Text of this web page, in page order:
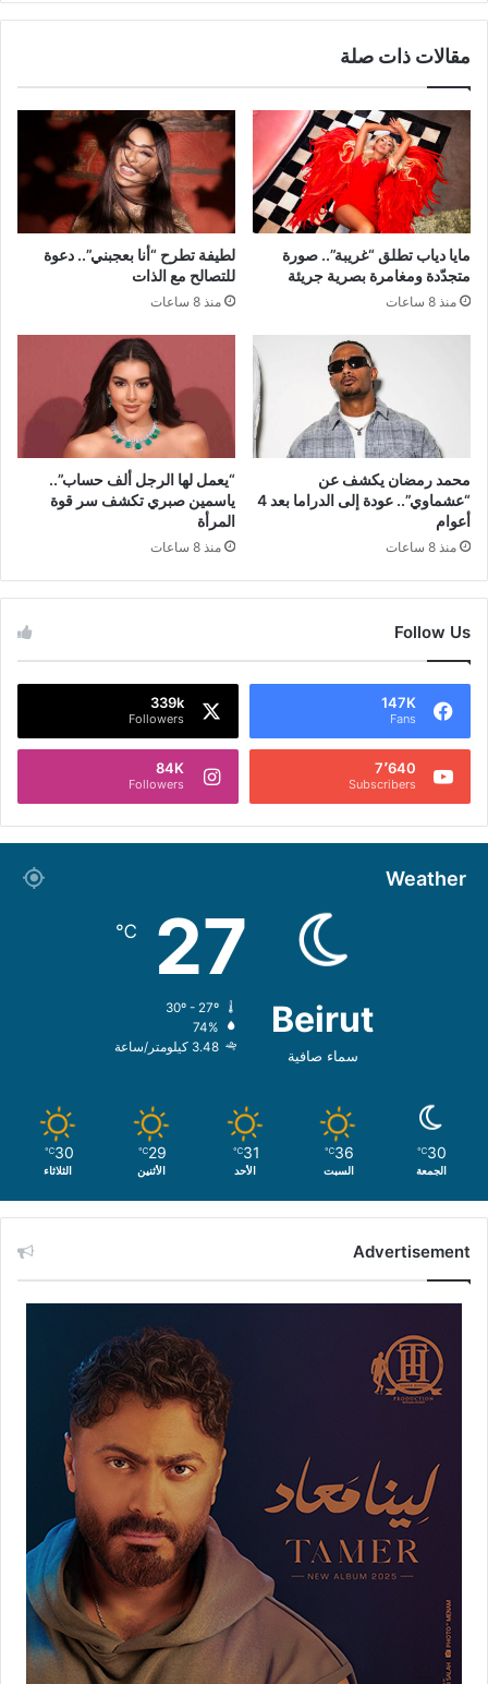
مقالات ذات صلة
مايا دياب تطلق “غريبة”.. صورة
متجدّدة ومغامرة بصرية جريئة
منذ 8 ساعات
لطيفة تطرح “أنا بعجبني”.. دعوة
للتصالح مع الذات
منذ 8 ساعات
محمد رمضان يكشف عن
“عشماوي”.. عودة إلى الدراما بعد 4
أعوام
منذ 8 ساعات
“يعمل لها الرجل ألف حساب”..
ياسمين صبري تكشف سر قوة
المرأة
منذ 8 ساعات
Follow Us
147K
Fans
339k
Followers
7٬640
Subscribers
84K
Followers
Weather
Beirut
سماء صافية
27
℃
74%
3.48 كيلومتر/ساعة
30
℃
الجمعة
36
℃
السبت
31
℃
الأحد
29
℃
الأثنين
30
℃
الثلاثاء
Advertisement